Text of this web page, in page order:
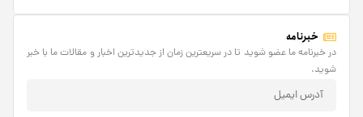
خبرنامه
در خبرنامه ما عضو شوید تا در سریعترین زمان از جدیدترین اخبار و مقالات ما با خبر
شوید.